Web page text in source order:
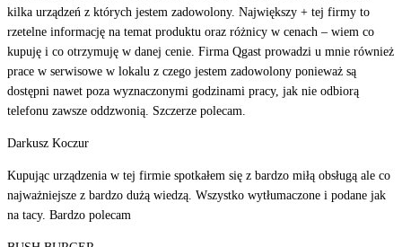
kilka urządzeń z których jestem zadowolony. Największy + tej firmy to
rzetelne informację na temat produktu oraz różnicy w cenach – wiem co
kupuję i co otrzymuję w danej cenie. Firma Qgast prowadzi u mnie również
prace w serwisowe w lokalu z czego jestem zadowolony ponieważ są
dostępni nawet poza wyznaczonymi godzinami pracy, jak nie odbiorą
telefonu zawsze oddzwonią. Szczerze polecam.
Darkusz Koczur
Kupując urządzenia w tej firmie spotkałem się z bardzo miłą obsługą ale co
najważniejsze z bardzo dużą wiedzą. Wszystko wytłumaczone i podane jak
na tacy. Bardzo polecam